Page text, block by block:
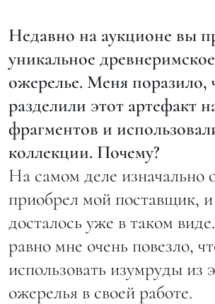
Недавно на аукционе вы
уникальное
ожерелье. Меня поразило,
разделили этот артефакт
фрагментов и
коллекции. Почему?
На самом деле изначально
приобрел мой поставщик,
досталось уже в таком
равно мне очень повезло,
использовать изумруды из
ожерелья в своей работе.